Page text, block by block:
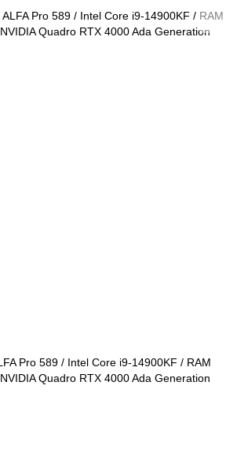
Pro 589 / Intel Core i9-14900KF / RAM
Quadro RTX 4000 Ada Generation